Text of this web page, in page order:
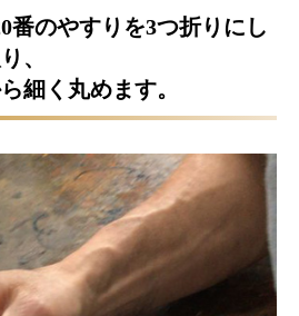
番のやすりを3つ折りにし
、
細く丸めます。